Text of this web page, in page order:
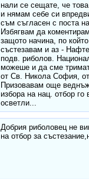
нали се сещате, че
и нямам себе си
съм съгласен с поста
Избягвам да
защото начина, по
състезавам и аз -
подв. риболов.
можеше и да сме
от Св. Никола София,
Призовавам още
избора на нац. отбор
осветли...
Добрия риболовец не
на отбор за